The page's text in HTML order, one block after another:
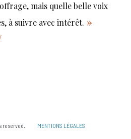
mais quelle belle voix
à suivre avec intérêt.
MENTIONS LÉGALES